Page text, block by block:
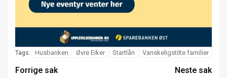
Tags: Husbanken Øvre Eiker Startlån Vanskeligstilte familier
Forrige sak
Neste sak